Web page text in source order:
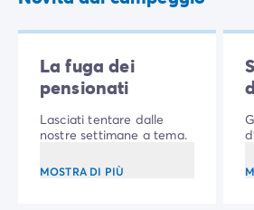
La fuga dei
pensionati
Lasciati tentare dalle
nostre settimane a tema.
MOSTRA DI PIÙ